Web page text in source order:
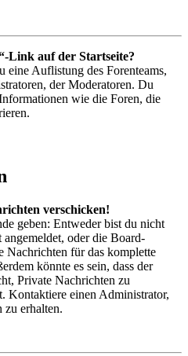
Link auf der Startseite?
eine Auflistung des Forenteams,
der Moderatoren. Du
wie die Foren, die
verschicken!
geben: Entweder bist du nicht
oder die Board-
Nachrichten für das komplette
könnte es sein, dass der
Private Nachrichten zu
Kontaktiere einen Administrator,
zu erhalten.